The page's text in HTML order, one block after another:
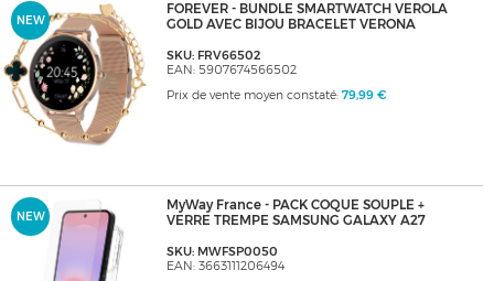
NEW
FOREVER - BUNDLE SMARTWATCH VEROLA
GOLD AVEC BIJOU BRACELET VERONA
SKU: FRV66502
EAN: 5907674566502
Prix de vente moyen constaté: 79,99 €
NEW
MyWay France - PACK COQUE SOUPLE +
VERRE TREMPE SAMSUNG GALAXY A27
SKU: MWFSP0050
EAN: 3663111206494